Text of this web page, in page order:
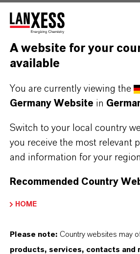
PRODUKTSYNONYME
DARUMLANXESS!
Als führendes
wir weit mehr als nur
stehen für Zuverlässigkeit,
partnerschaftliches Denken. Im
Kunden. Unsere Kunden
maßgeschneiderten Lösungen,
finden Sie gleich elf
LANXESS der richtige Partner
A website for your
available
You are currently viewing the
Germany Website in
Switch to your local country
you receive the most relevant
and information for your
Recommended Country
HOME
Please note: Country websites may
products, services, contacts and